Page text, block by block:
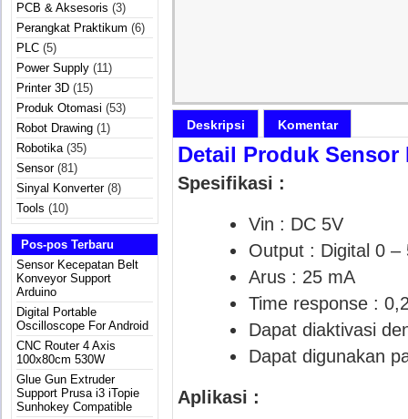
PCB & Aksesoris (3)
Perangkat Praktikum (6)
PLC (5)
Power Supply (11)
Printer 3D (15)
Produk Otomasi (53)
Robot Drawing (1)
Robotika(35)
Sensor(81)
Sinyal Konverter(8)
Tools (10)
Pos-pos Terbaru
Sensor Kecepatan Belt
Konveyor Support
Arduino
Digital Portable
Oscilloscope For Android
CNC Router 4 Axis
100x80cm 530W
Glue Gun Extruder
Support Prusa i3 iTopie
Sunhokey Compatible
Deskripsi Komentar
Detail Produk Sensor
Spesifikasi :
Vin : DC 5V
Output : Digital 0 –
Arus : 25 mA
Time response :
Dapat diaktivasi
Dapat digunakan
Aplikasi :